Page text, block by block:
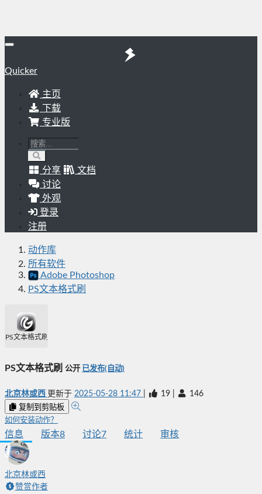
Quicker
主页
下载
专业版
分享
文档
讨论
外观
登录
注册
动作库
所有软件
Adobe Photoshop
PS文本格式刷
PS文本格式刷
PS文本格式刷 公开 已发布(自动)
北京林或西 更新于 2025-05-28 11:47 19 146
复制到剪贴板
如何安装动作？
信息 版本8 讨论7 统计 审核
北京林或西
赞赏作者